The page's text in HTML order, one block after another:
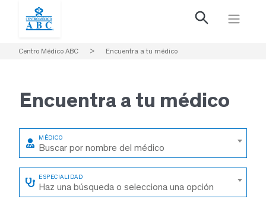
Centro Médico ABC > Encuentra a tu médico
Encuentra a tu médico
Buscar por nombre del médico
Haz una búsqueda o selecciona una opción